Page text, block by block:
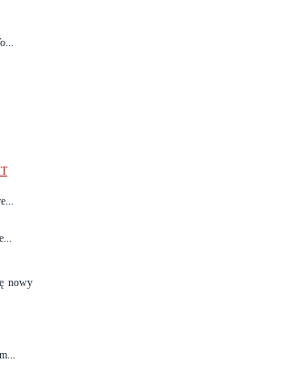
nowy